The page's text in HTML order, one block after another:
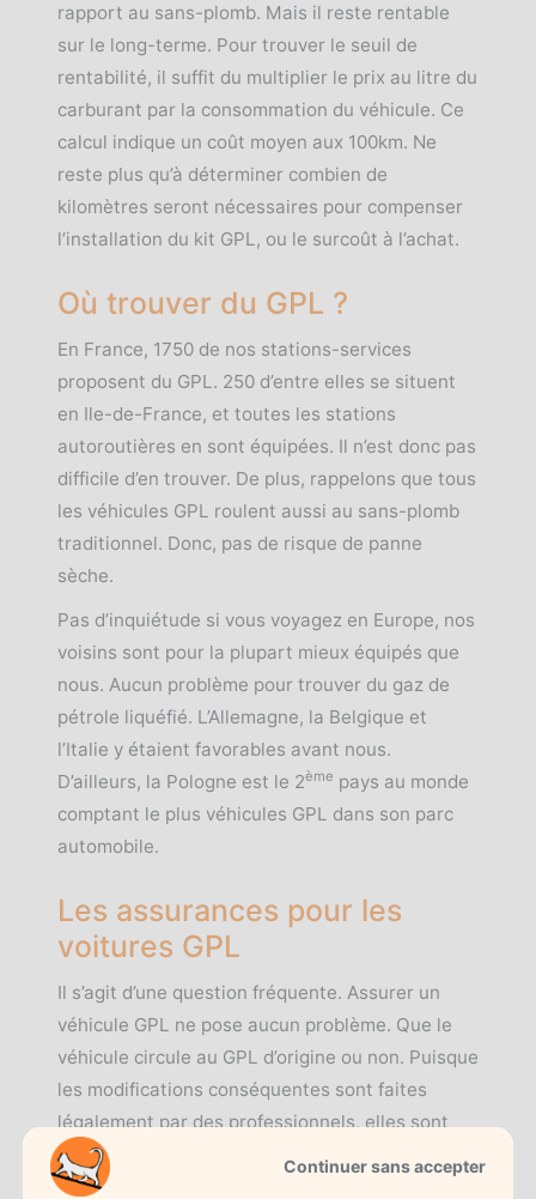
rapport au sans-plomb. Mais il reste rentable
sur le long-terme. Pour trouver le seuil de
rentabilité, il suffit du multiplier le prix au litre du
carburant par la consommation du véhicule. Ce
calcul indique un coût moyen aux 100km. Ne
reste plus qu’à déterminer combien de
kilomètres seront nécessaires pour compenser
l’installation du kit GPL, ou le surcoût à l’achat.
Où trouver du GPL ?
En France, 1750 de nos stations-services
proposent du GPL. 250 d’entre elles se situent
en Ile-de-France, et toutes les stations
autoroutières en sont équipées. Il n’est donc pas
difficile d’en trouver. De plus, rappelons que tous
les véhicules GPL roulent aussi au sans-plomb
traditionnel. Donc, pas de risque de panne
sèche.
Pas d’inquiétude si vous voyagez en Europe, nos
voisins sont pour la plupart mieux équipés que
nous. Aucun problème pour trouver du gaz de
pétrole liquéfié. L’Allemagne, la Belgique et
l’Italie y étaient favorables avant nous.
D’ailleurs, la Pologne est le 2ème pays au monde
comptant le plus véhicules GPL dans son parc
automobile.
Les assurances pour les
voitures GPL
Il s’agit d’une question fréquente. Assurer un
véhicule GPL ne pose aucun problème. Que le
véhicule circule au GPL d’origine ou non. Puisque
les modifications conséquentes sont faites
légalement par des professionnels, elles sont
indiquées sur la carte grise. Pour être en règle,
un véhicule doit correspondre au informations
Continuer sans accepter